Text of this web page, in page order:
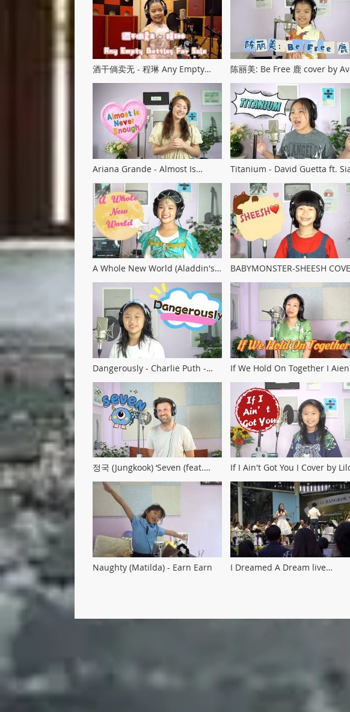
酒干倘卖无 - 程琳 Any Empty
陈丽美: Be Free 鹿 cover by
Ariana Grande - Almost Is
I Cover By Mind
Titanium - David Guetta ft.
A Whole New World (Aladdin's
BABYMONSTER-SHEESH
Dangerously - Charlie Puth -
by Lilo
If We Hold On Together I
정국 (Jungkook) ‘Seven (feat.
If I Ain't Got You I Cover by
Naughty (Matilda) - Earn Earn
I Dreamed A Dream live